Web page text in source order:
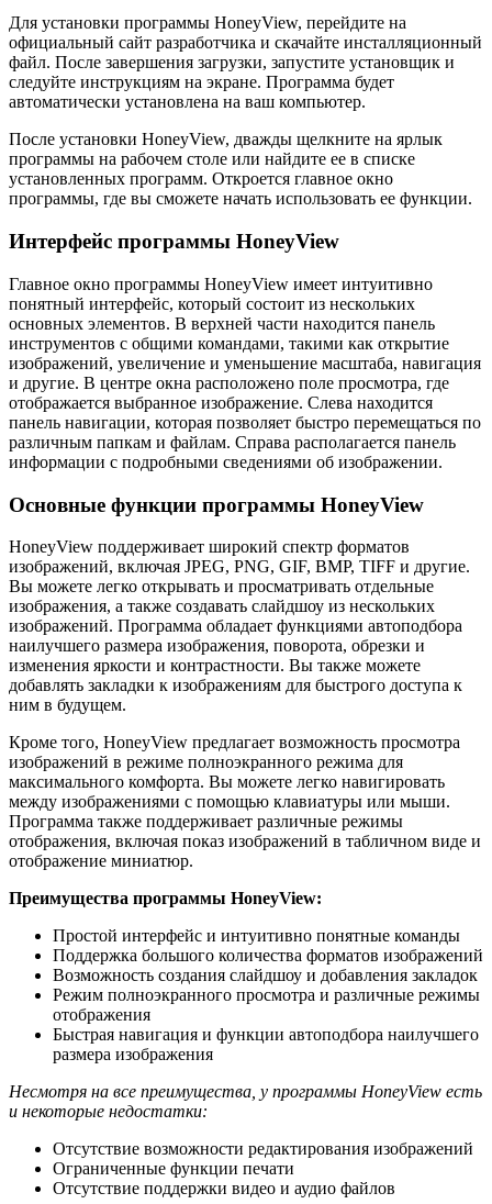
Для установки программы HoneyView, перейдите на
официальный сайт разработчика и скачайте инсталляционный
файл. После завершения загрузки, запустите установщик и
следуйте инструкциям на экране. Программа будет
автоматически установлена на ваш компьютер.
После установки HoneyView, дважды щелкните на ярлык
программы на рабочем столе или найдите ее в списке
установленных программ. Откроется главное окно
программы, где вы сможете начать использовать ее функции.
Интерфейс программы HoneyView
Главное окно программы HoneyView имеет интуитивно
понятный интерфейс, который состоит из нескольких
основных элементов. В верхней части находится панель
инструментов с общими командами, такими как открытие
изображений, увеличение и уменьшение масштаба, навигация
и другие. В центре окна расположено поле просмотра, где
отображается выбранное изображение. Слева находится
панель навигации, которая позволяет быстро перемещаться по
различным папкам и файлам. Справа располагается панель
информации с подробными сведениями об изображении.
Основные функции программы HoneyView
HoneyView поддерживает широкий спектр форматов
изображений, включая JPEG, PNG, GIF, BMP, TIFF и другие.
Вы можете легко открывать и просматривать отдельные
изображения, а также создавать слайдшоу из нескольких
изображений. Программа обладает функциями автоподбора
наилучшего размера изображения, поворота, обрезки и
изменения яркости и контрастности. Вы также можете
добавлять закладки к изображениям для быстрого доступа к
ним в будущем.
Кроме того, HoneyView предлагает возможность просмотра
изображений в режиме полноэкранного режима для
максимального комфорта. Вы можете легко навигировать
между изображениями с помощью клавиатуры или мыши.
Программа также поддерживает различные режимы
отображения, включая показ изображений в табличном виде и
отображение миниатюр.
Преимущества программы HoneyView:
Простой интерфейс и интуитивно понятные команды
Поддержка большого количества форматов изображений
Возможность создания слайдшоу и добавления закладок
Режим полноэкранного просмотра и различные режимы
отображения
Быстрая навигация и функции автоподбора наилучшего
размера изображения
Несмотря на все преимущества, у программы HoneyView есть
и некоторые недостатки:
Отсутствие возможности редактирования изображений
Ограниченные функции печати
Отсутствие поддержки видео и аудио файлов